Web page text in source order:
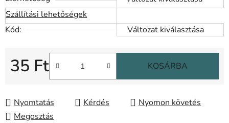
Szállítási lehetőségek
Kód:
Változat kiválasztása
35 Ft KOSÁRBA
Nyomtatás Kérdés
Nyomon követés
Megosztás